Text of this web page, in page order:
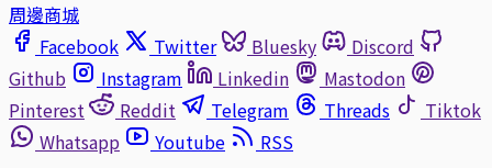
周邊商城
Facebook
Twitter Bluesky
Discord
Github
Instagram Linkedin
Mastodon
Pinterest
Reddit Telegram Threads
Tiktok
Whatsapp
Youtube
RSS